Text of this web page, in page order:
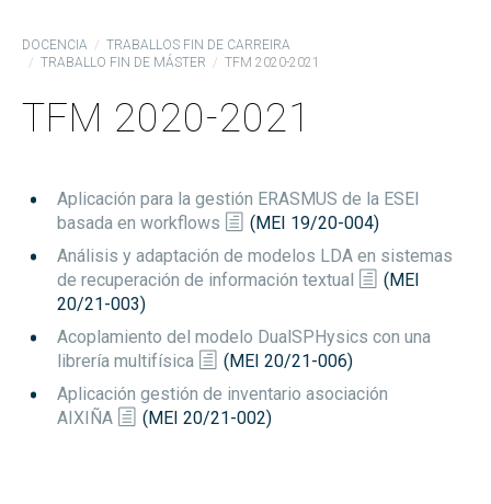
DOCENCIA
TRABALLOS FIN DE CARREIRA
TRABALLO FIN DE MÁSTER
TFM 2020-2021
TFM 2020-2021
Aplicación para la gestión ERASMUS de la ESEI
basada en workflows
(MEI 19/20-004)
Análisis y adaptación de modelos LDA en sistemas
de recuperación de información textual
(MEI
20/21-003)
Acoplamiento del modelo DualSPHysics con una
librería multifísica
(MEI 20/21-006)
Aplicación gestión de inventario asociación
AIXIÑA
(MEI 20/21-002)